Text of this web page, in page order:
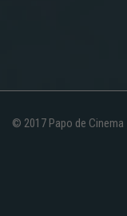
© 2017 Papo de Cinema